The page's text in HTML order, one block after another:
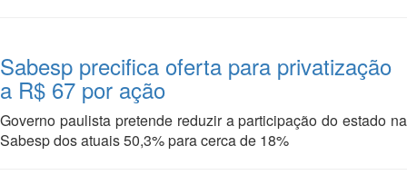
Sabesp precifica oferta para privatização
a R$ 67 por ação
Governo paulista pretende reduzir a participação do estado na
Sabesp dos atuais 50,3% para cerca de 18%